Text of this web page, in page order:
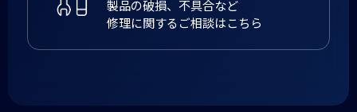
製品の破損、不具合など
修理に関するご相談はこちら